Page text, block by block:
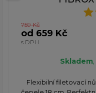
759 Kč
od 659 Kč
s DPH
Skladem
Flexibilní filetovací